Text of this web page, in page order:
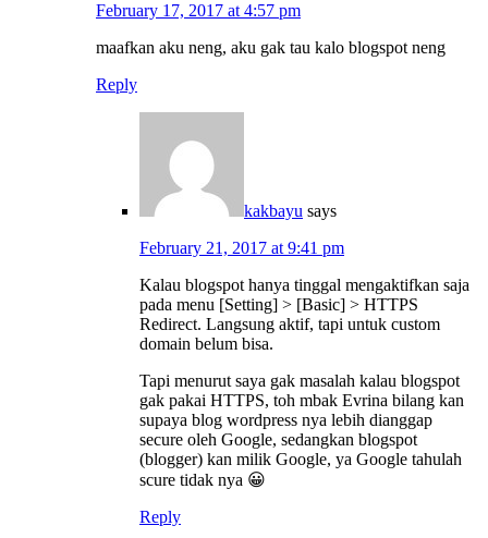
February 17, 2017 at 4:57 pm
maafkan aku neng, aku gak tau kalo blogspot neng
Reply
kakbayu says
February 21, 2017 at 9:41 pm
Kalau blogspot hanya tinggal mengaktifkan saja
pada menu [Setting] > [Basic] > HTTPS
Redirect. Langsung aktif, tapi untuk custom
domain belum bisa.
Tapi menurut saya gak masalah kalau blogspot
gak pakai HTTPS, toh mbak Evrina bilang kan
supaya blog wordpress nya lebih dianggap
secure oleh Google, sedangkan blogspot
(blogger) kan milik Google, ya Google tahulah
scure tidak nya 😀
Reply